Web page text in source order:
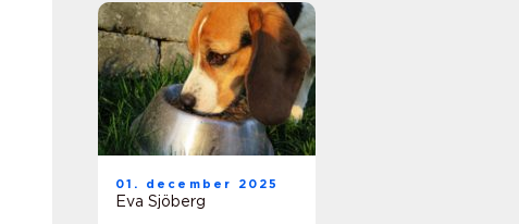
01. december 2025
Eva Sjöberg